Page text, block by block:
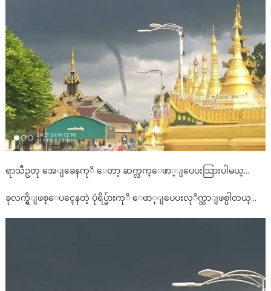
ျ
မ
င္ေ
တြ႕ရ
သ
ည့္
မုိးေ
ကာ
င္း
င္ေ
ပုံ
ရိ
ရာသီဥတု အေျခေနကုိ ေတာ့ ဆက္လက္ေဖာ္ျပေပးသြားပါမယ္…
ခုလက္ရွိျဖစ္ေပၚေနတဲ့ ပုံရိပ္မ်ားကုိ ေဖာ္ျပေပးလုိက္တာျဖစ္ပါတယ္…